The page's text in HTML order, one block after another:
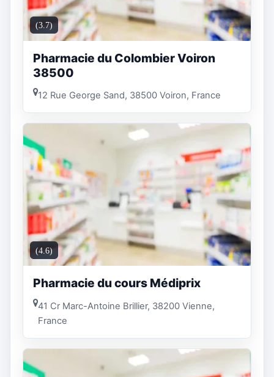
(3.7)
Pharmacie du Colombier Voiron
38500
12 Rue George Sand, 38500 Voiron, France
(4.6)
Pharmacie du cours Médiprix
41 Cr Marc-Antoine Brillier, 38200 Vienne,
France